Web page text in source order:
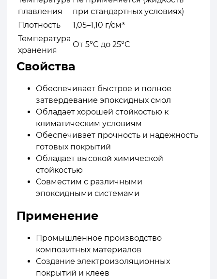
плавления
при стандартных условиях)
Плотность
1,05–1,10 г/см³
Температура
хранения
От 5°C до 25°C
Свойства
Обеспечивает быстрое и полное
затвердевание эпоксидных смол
Обладает хорошей стойкостью к
климатическим условиям
Обеспечивает прочность и надежность
готовых покрытий
Обладает высокой химической
стойкостью
Совместим с различными
эпоксидными системами
Применение
Промышленное производство
композитных материалов
Создание электроизоляционных
покрытий и клеев